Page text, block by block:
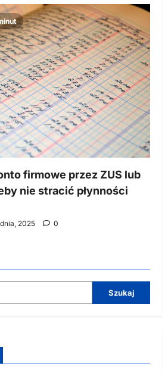
firmowe przez ZUS lub
nie stracić płynności
2025 0
Szukaj